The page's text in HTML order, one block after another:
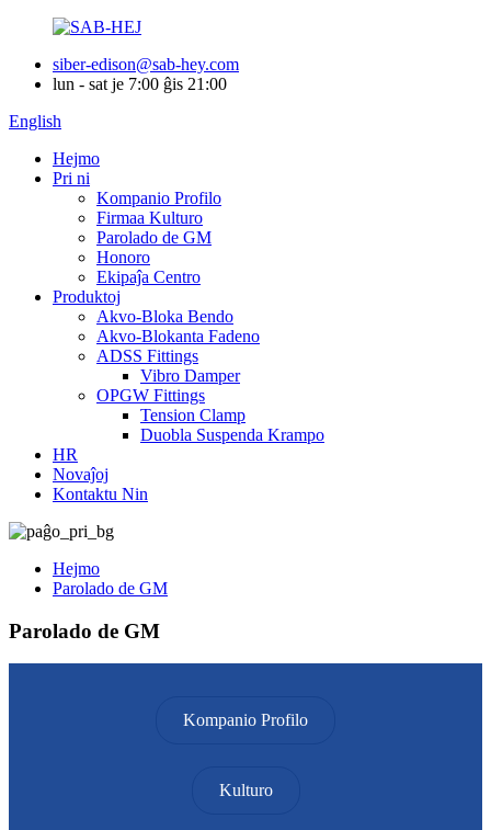
siber-edison@sab-hey.com
lun - sat je 7:00 ĝis 21:00
English
Hejmo
Pri ni
Kompanio Profilo
Firmaa Kulturo
Parolado de GM
Honoro
Ekipaĵa Centro
Produktoj
Akvo-Bloka Bendo
Akvo-Blokanta Fadeno
ADSS Fittings
Vibro Damper
OPGW Fittings
Tension Clamp
Duobla Suspenda Krampo
HR
Novaĵoj
Kontaktu Nin
Hejmo
Parolado de GM
Parolado de GM
Kompanio Profilo
Kulturo